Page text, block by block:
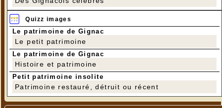
Quizz images
Le patrimoine de Gignac
Le petit patrimoine
Le patrimoine de Gignac
Histoire et patrimoine
Petit patrimoine insolite
Patrimoine restauré, détruit ou récent